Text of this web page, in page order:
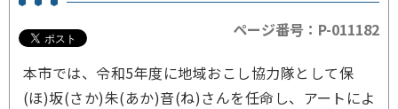
ページ番号：P-011182
本市では、令和5年度に地域おこし協力隊として保
(ほ)坂(さか)朱(あか)音(ね)さんを任命し、アートによ